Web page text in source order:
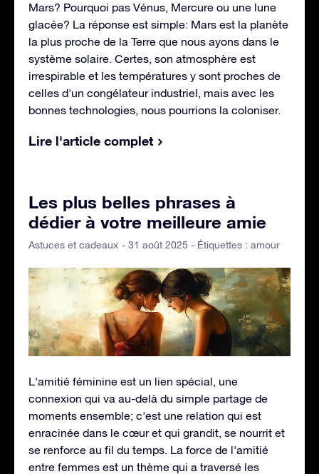
Mars? Pourquoi pas Vénus, Mercure ou une lune
glacée? La réponse est simple: Mars est la planète
la plus proche de la Terre que nous ayons dans le
système solaire. Certes, son atmosphère est
irrespirable et les températures y sont proches de
celles d'un congélateur industriel, mais avec les
bonnes technologies, nous pourrions la coloniser.
Lire l'article complet
Les plus belles phrases à
dédier à votre meilleure amie
Astuces et cadeaux - 31 août 2025 - Étiquettes : amour
L'amitié féminine est un lien spécial, une
connexion qui va au-delà du simple partage de
moments ensemble; c'est une relation qui est
enracinée dans le cœur et qui grandit, se nourrit et
se renforce au fil du temps. La force de l'amitié
entre femmes est un thème qui a traversé les